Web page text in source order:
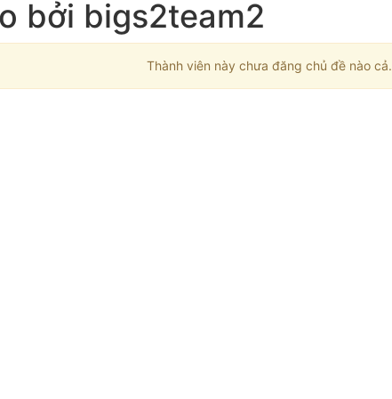
bởi bigs2team2
Thành viên này chưa đăng chủ đề nào cả.